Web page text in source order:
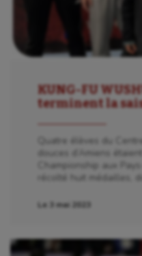
Sport-santé
Tir à l'arc
Triathlon
UNSS
Voile
KUNG-FU
terminent la
Quatre élèves du
douces d’Amiens
Championship aux
récolté huit médailles,
Le 3 mai 2023